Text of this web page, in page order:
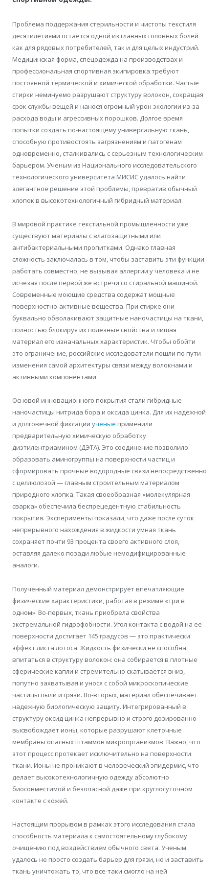
Проблема поддержания стерильности и чистоты текстиля
десятилетиями остается одной из главных головных болей
как для рядовых потребителей, так и для целых индустрий.
Медицинская форма, спецодежда на производствах и
профессиональная спортивная экипировка требуют
постоянной термической и химической обработки. Частые
стирки неминуемо разрушают структуру волокон, сокращая
срок службы вещей и нанося огромный урон экологии из-за
расхода воды и агрессивных порошков. Долгое время
попытки создать по-настоящему универсальную ткань,
способную противостоять загрязнениям и патогенам
одновременно, сталкивались с серьезным технологическим
барьером. Ученым из Национального исследовательского
технологического университета МИСИС удалось найти
элегантное решение этой проблемы, превратив обычный
хлопок в высокотехнологичный гибридный материал.
В мировой практике текстильной промышленности уже
существуют материалы с влагозащитными или
антибактериальными пропитками. Однако главная
сложность заключалась в том, чтобы заставить эти функции
работать совместно, не вызывая аллергии у человека и не
исчезая после первой же встречи со стиральной машиной.
Современные моющие средства содержат мощные
поверхностно-активные вещества. При стирке они
буквально обволакивают защитные наночастицы на ткани,
полностью блокируя их полезные свойства и лишая
материал его изначальных характеристик. Чтобы обойти
это ограничение, российские исследователи пошли по пути
изменения самой архитектуры связи между волокнами и
активными компонентами.
Основой инновационного покрытия стали гибридные
наночастицы нитрида бора и оксида цинка. Для их надежной
и долговечной фиксации ученые применили
предварительную химическую обработку
диэтилентриамином (ДЭТА). Это соединение позволило
образовать аминогруппы на поверхности частиц и
сформировать прочные водородные связи непосредственно
с целлюлозой — главным строительным материалом
природного хлопка. Такая своеобразная «молекулярная
сварка» обеспечила беспрецедентную стабильность
покрытия. Эксперименты показали, что даже после суток
непрерывного нахождения в жидкости умная ткань
сохраняет почти 93 процента своего активного слоя,
оставляя далеко позади любые немодифицированные
аналоги.
Полученный материал демонстрирует впечатляющие
физические характеристики, работая в режиме «три в
одном». Во-первых, ткань приобрела свойства
экстремальной гидрофобности. Угол контакта с водой на ее
поверхности достигает 145 градусов — это практически
эффект листа лотоса. Жидкость физически не способна
впитаться в структуру волокон: она собирается в плотные
сферические капли и стремительно скатывается вниз,
попутно захватывая и унося с собой микроскопические
частицы пыли и грязи. Во-вторых, материал обеспечивает
надежную биологическую защиту. Интегрированный в
структуру оксид цинка непрерывно и строго дозированно
высвобождает ионы, которые разрушают клеточные
мембраны опасных штаммов микроорганизмов. Важно, что
этот процесс протекает исключительно на поверхности
ткани. Ионы не проникают в человеческий эпидермис, что
делает высокотехнологичную одежду абсолютно
биосовместимой и безопасной даже при круглосуточном
контакте с кожей.
Настоящим прорывом в рамках этого исследования стала
способность материала к самостоятельному глубокому
очищению под воздействием обычного света. Ученым
удалось не просто создать барьер для грязи, но и заставить
ткань уничтожать то, что все-таки смогло на ней